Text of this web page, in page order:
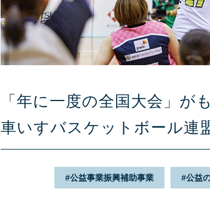
「年に一度の全国大会」
車いすバスケットボール連
公益事業振興補助事業 公益